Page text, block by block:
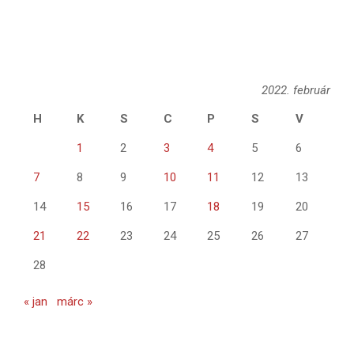
2022. február
H
K S C P S V
1 2 3 4 5 6
7 8 9 10 11 12 13
14 15 16 17 18 19 20
21 22 23 24 25 26 27
28
« jan márc »